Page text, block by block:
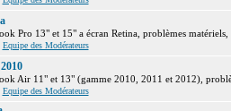
Pro 13" et 15" a écran Retina, problèmes matériels,
Equipe des Modérateurs
Air 11" et 13" (gamme 2010, 2011 et 2012),
Equipe des Modérateurs